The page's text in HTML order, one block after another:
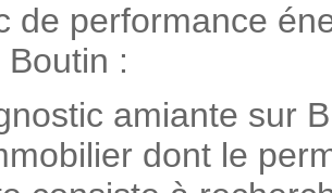
de performance
:
amiante sur
dont le